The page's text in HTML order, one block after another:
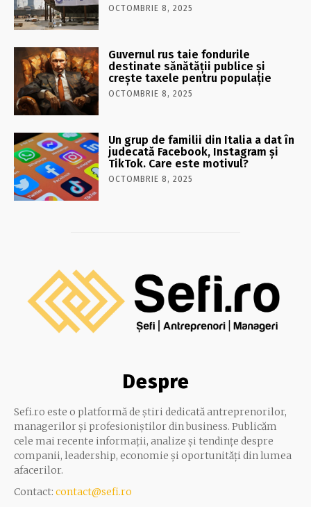
OCTOMBRIE 8, 2025
Guvernul rus taie fondurile
destinate sănătății publice și
crește taxele pentru populație
OCTOMBRIE 8, 2025
Un grup de familii din Italia a dat în
judecată Facebook, Instagram și
TikTok. Care este motivul?
OCTOMBRIE 8, 2025
Despre
Sefi.ro este o platformă de știri dedicată antreprenorilor,
managerilor și profesioniștilor din business. Publicăm
cele mai recente informații, analize și tendințe despre
companii, leadership, economie și oportunități din lumea
afacerilor.
Contact: contact@sefi.ro